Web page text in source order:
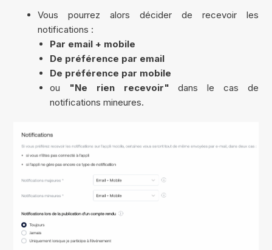
Vous pourrez alors décider de recevoir les
notifications :
Par email + mobile
De préférence par email
De préférence par mobile
ou "Ne rien recevoir"dans le cas de
notifications mineures.